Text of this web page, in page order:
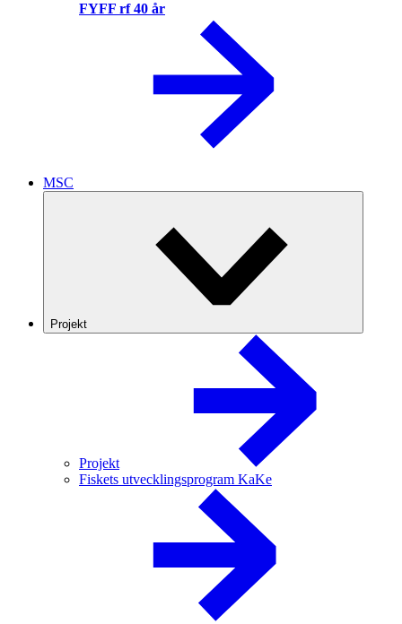
FYFF rf 40 år
MSC
Projekt
Projekt
Fiskets utvecklingsprogram KaKe